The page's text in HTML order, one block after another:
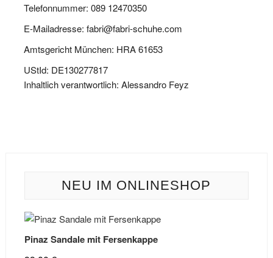
Telefonnummer: 089 12470350
E-Mailadresse: fabri@fabri-schuhe.com
Amtsgericht München: HRA 61653
UStId: DE130277817
Inhaltlich verantwortlich: Alessandro Feyz
NEU IM ONLINESHOP
Pinaz Sandale mit Fersenkappe